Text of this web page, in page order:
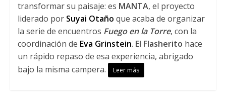
transformar su paisaje: es MANTA, el proyecto
liderado por Suyai Otaño que acaba de organizar
la serie de encuentros Fuego en la Torre, con la
coordinación de Eva Grinstein. El Flasherito hace
un rápido repaso de esa experiencia, abrigado
bajo la misma campera.
Leer más